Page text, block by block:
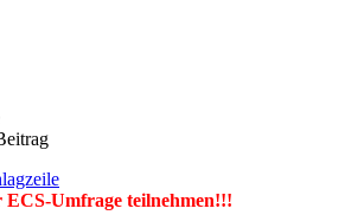
Umfrage teilnehmen!!!